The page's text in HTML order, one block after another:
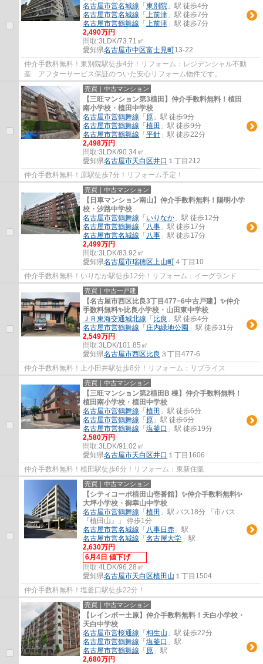
名古屋市営名城線 「 東別院 」駅 徒歩4分
名古屋市営名城線 「 上前津 」駅 徒歩7分
名古屋市営鶴舞線 「 上前津 」駅 徒歩7分
2,490万円
間取:3LDK/73.71㎡
愛知県名古屋市中区富士見町13-22
仲介手数料無料！東別院駅徒歩4分！リフォーム：レジデンシャル不動
産 アフターサービス保証のついた安心リフォーム物件です。
売買｜中古マンション
【三旺マンション第3植田】仲介手数料無料！植田
南小学校・植田中学校
名古屋市営鶴舞線 「 原 」駅 徒歩9分
名古屋市営鶴舞線 「 植田 」駅 徒歩9分
名古屋市営鶴舞線 「 平針 」駅 徒歩22分
2,498万円
間取:3LDK/90.34㎡
愛知県名古屋市天白区井口 １丁目212
仲介手数料無料！原駅徒歩7分！リフォーム予定！
売買｜中古マンション
【日車マンション南山】仲介手数料無料！陽明小学
校・汐路中学校
名古屋市営鶴舞線 「 いりなか 」駅 徒歩12分
名古屋市営鶴舞線 「 八事 」駅 徒歩17分
名古屋市営名城線 「 八事 」駅 徒歩17分
2,499万円
間取:3LDK/83.92㎡
愛知県名古屋市瑞穂区上山町 ４丁目10
仲介手数料無料！いりなか駅徒歩12分！リフォーム：イーグランド
売買｜中古一戸建
【名古屋市西区比良3丁目477−6中古戸建】✨️仲介
手数料無料✨️比良小学校・山田東中学校
ＪＲ東海交通城北線 「 比良 」駅 徒歩4分
名古屋市営鶴舞線 「 庄内緑地公園 」駅 徒歩31分
2,549万円
間取:3LDK/101.85㎡
愛知県名古屋市西区 比良 ３丁目477-6
仲介手数料無料！上小田井駅徒歩8分！リフォーム：リプライス
売買｜中古マンション
【三旺マンション第2植田B 棟】仲介手数料無料！
植田南小学校・植田中学校
名古屋市営鶴舞線 「 植田 」駅 徒歩6分
名古屋市営鶴舞線 「 原 」駅 徒歩6分
名古屋市営鶴舞線 「 塩釜口 」駅 徒歩19分
2,580万円
間取:3LDK/91.02㎡
愛知県名古屋市天白区井口 １丁目1606
仲介手数料無料！植田駅徒歩6分！リフォーム：東新住販
売買｜中古マンション
【シティコーポ植田山壱番館】✨️仲介手数料無料✨️
大坪小学校・御幸山中学校
名古屋市営鶴舞線 「 植田 」駅 バス18分 「市バス
『植田山』」 停歩1分
名古屋市営名城線 「 八事日赤 」駅
名古屋市営名城線 「 名古屋大学 」駅
2,630万円
6月4日 値下げ
間取:4LDK/96.28㎡
愛知県名古屋市天白区植田山 １丁目1504
仲介手数料無料！塩釜口駅徒歩22分！
売買｜中古マンション
【レインボー土原】仲介手数料無料！天白小学校・
天白中学校
名古屋市営桜通線 「 相生山 」駅 徒歩22分
名古屋市営鶴舞線 「 塩釜口 」駅
名古屋市営鶴舞線 「 原 」駅
2,680万円